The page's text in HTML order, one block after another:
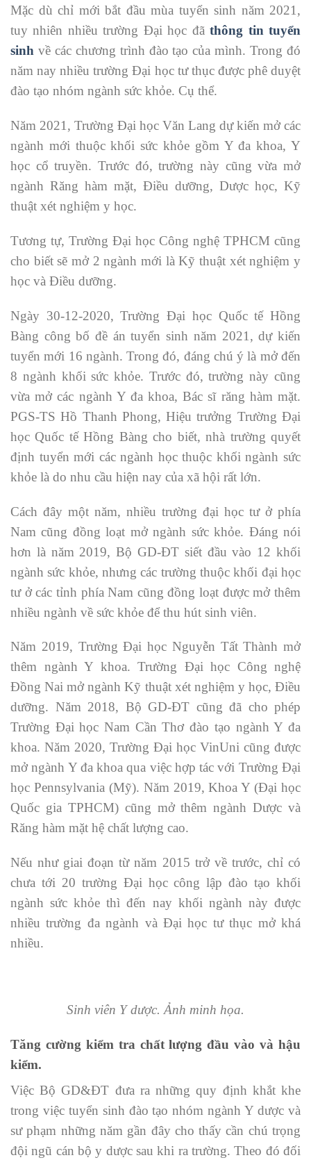
Mặc dù chỉ mới bắt đầu mùa tuyển sinh năm 2021,
tuy nhiên nhiều trường Đại học đãthông tin tuyển
sinh về các chương trình đào tạo của mình. Trong đó
năm nay nhiều trường Đại học tư thục được phê duyệt
đào tạo nhóm ngành sức khỏe. Cụ thể.
Năm 2021, Trường Đại học Văn Lang dự kiến mở các
ngành mới thuộc khối sức khỏe gồm Y đa khoa, Y
học cổ truyền. Trước đó, trường này cũng vừa mở
ngành Răng hàm mặt, Điều dưỡng, Dược học, Kỹ
thuật xét nghiệm y học.
Tương tự, Trường Đại học Công nghệ TPHCM cũng
cho biết sẽ mở 2 ngành mới là Kỹ thuật xét nghiệm y
học và Điều dưỡng.
Ngày 30-12-2020, Trường Đại học Quốc tế Hồng
Bàng công bố đề án tuyển sinh năm 2021, dự kiến
tuyển mới 16 ngành. Trong đó, đáng chú ý là mở đến
8 ngành khối sức khỏe. Trước đó, trường này cũng
vừa mở các ngành Y đa khoa, Bác sĩ răng hàm mặt.
PGS-TS Hồ Thanh Phong, Hiệu trưởng Trường Đại
học Quốc tế Hồng Bàng cho biết, nhà trường quyết
định tuyển mới các ngành học thuộc khối ngành sức
khỏe là do nhu cầu hiện nay của xã hội rất lớn.
Cách đây một năm, nhiều trường đại học tư ở phía
Nam cũng đồng loạt mở ngành sức khỏe. Đáng nói
hơn là năm 2019, Bộ GD-ĐT siết đầu vào 12 khối
ngành sức khỏe, nhưng các trường thuộc khối đại học
tư ở các tỉnh phía Nam cũng đồng loạt được mở thêm
nhiều ngành về sức khỏe để thu hút sinh viên.
Năm 2019, Trường Đại học Nguyễn Tất Thành mở
thêm ngành Y khoa. Trường Đại học Công nghệ
Đồng Nai mở ngành Kỹ thuật xét nghiệm y học, Điều
dưỡng. Năm 2018, Bộ GD-ĐT cũng đã cho phép
Trường Đại học Nam Cần Thơ đào tạo ngành Y đa
khoa. Năm 2020, Trường Đại học VinUni cũng được
mở ngành Y đa khoa qua việc hợp tác với Trường Đại
học Pennsylvania (Mỹ). Năm 2019, Khoa Y (Đại học
Quốc gia TPHCM) cũng mở thêm ngành Dược và
Răng hàm mặt hệ chất lượng cao.
Nếu như giai đoạn từ năm 2015 trở về trước, chỉ có
chưa tới 20 trường Đại học công lập đào tạo khối
ngành sức khỏe thì đến nay khối ngành này được
nhiều trường đa ngành và Đại học tư thục mở khá
nhiều.
Sinh viên Y dược. Ảnh minh họa.
Tăng cường kiểm tra chất lượng đầu vào và hậu
kiểm.
Việc Bộ GD&ĐT đưa ra những quy định khắt khe
trong việc tuyển sinh đào tạo nhóm ngành Y dược và
sư phạm những năm gần đây cho thấy cần chú trọng
đội ngũ cán bộ y dược sau khi ra trường. Theo đó đối